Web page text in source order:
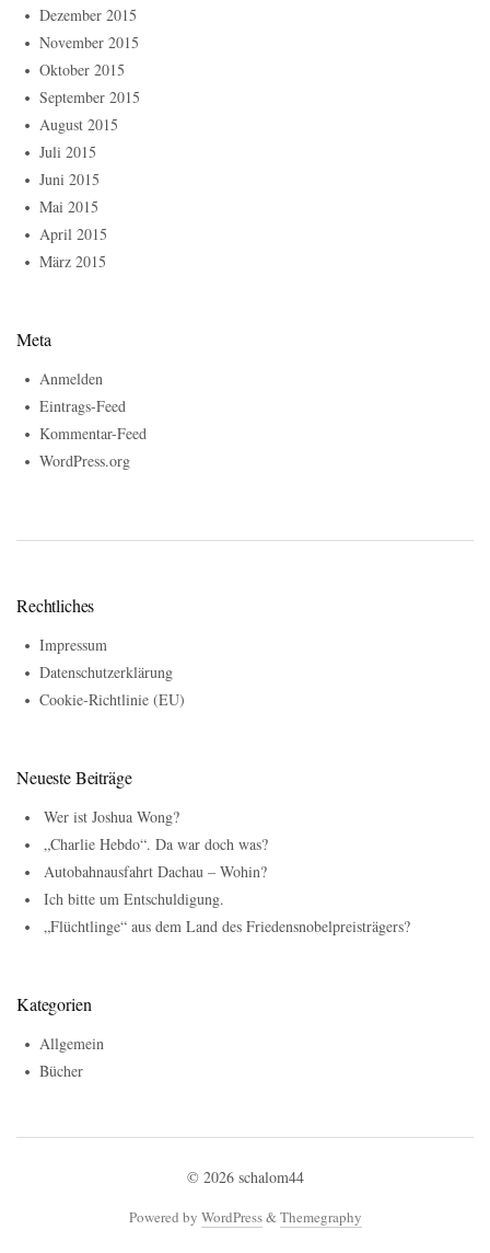
Dezember 2015
November 2015
Oktober 2015
September 2015
August 2015
Juli 2015
Juni 2015
Mai 2015
April 2015
März 2015
Meta
Anmelden
Eintrags-Feed
Kommentar-Feed
WordPress.org
Rechtliches
Impressum
Datenschutzerklärung
Cookie-Richtlinie (EU)
Neueste Beiträge
Wer ist Joshua Wong?
„Charlie Hebdo“. Da war doch was?
Autobahnausfahrt Dachau – Wohin?
Ich bitte um Entschuldigung.
„Flüchtlinge“ aus dem Land des Friedensnobelpreisträgers?
Kategorien
Allgemein
Bücher
© 2026 schalom44
Powered by WordPress&Themegraphy